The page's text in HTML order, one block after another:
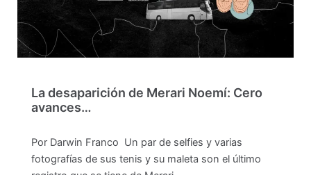
La desaparición de Merari Noemí: Cero
avances…
Por Darwin Franco Un par de selfies y varias
fotografías de sus tenis y su maleta son el último